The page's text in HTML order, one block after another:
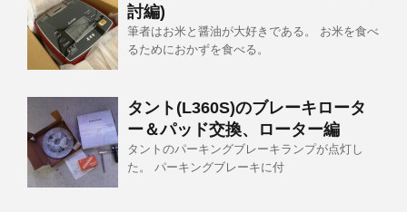
討編)
筆者はお米と醤油が大好きである。 お米を食べ
るためにおかずを食べる。
タント(L360S)のブレーキロータ
ー＆パッド交換、ローター編
タントのパーキングブレーキランプが点灯し
た。 パーキングブレーキに付